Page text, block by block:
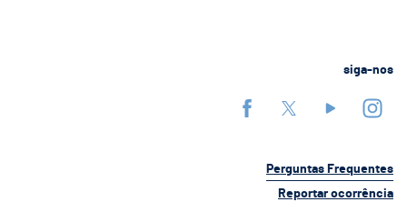
siga-nos
Perguntas Frequentes
Reportar ocorrência